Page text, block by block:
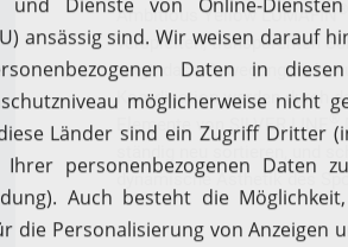
Ambitious Yellow LUMAFIN ®
verspielten, transparenten
zeigt, dass Bewegung nicht
Koordination werden durch
Elemente von SILVER LINE ®
ständig neu sortieren, und
dynamische Ästhetik des